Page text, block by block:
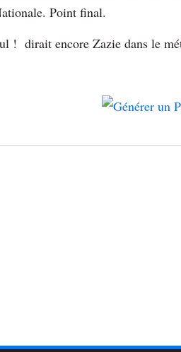
Point final.
! dirait encore Zazie dans le